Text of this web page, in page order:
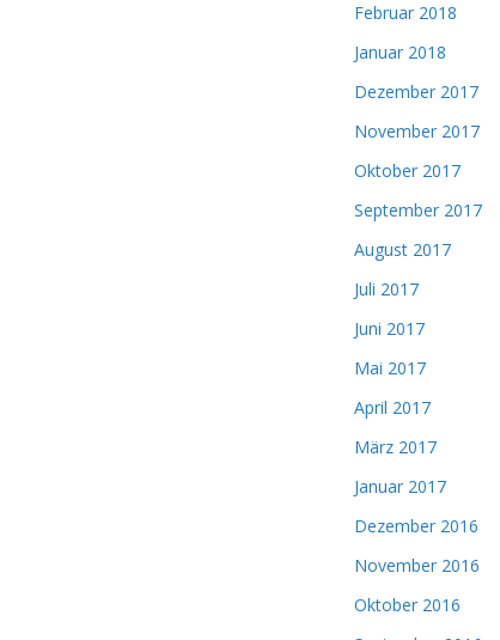
Februar 2018
Januar 2018
Dezember 2017
November 2017
Oktober 2017
September 2017
August 2017
Juli 2017
Juni 2017
Mai 2017
April 2017
März 2017
Januar 2017
Dezember 2016
November 2016
Oktober 2016